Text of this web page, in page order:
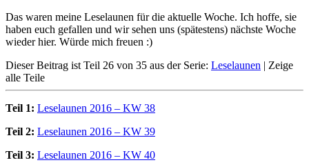
Das waren meine Leselaunen für die aktuelle Woche. Ich hoffe, sie
haben euch gefallen und wir sehen uns (spätestens) nächste Woche
wieder hier. Würde mich freuen :)
Dieser Beitrag ist Teil 26 von 35 aus der Serie: Leselaunen | Zeige
alle Teile
Teil 1: Leselaunen 2016 – KW 38
Teil 2: Leselaunen 2016 – KW 39
Teil 3: Leselaunen 2016 – KW 40